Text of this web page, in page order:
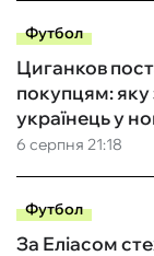
Футбол
6 серпня 21:18
Циганков
покупцям:
українець у
Футбол
За Еліасом